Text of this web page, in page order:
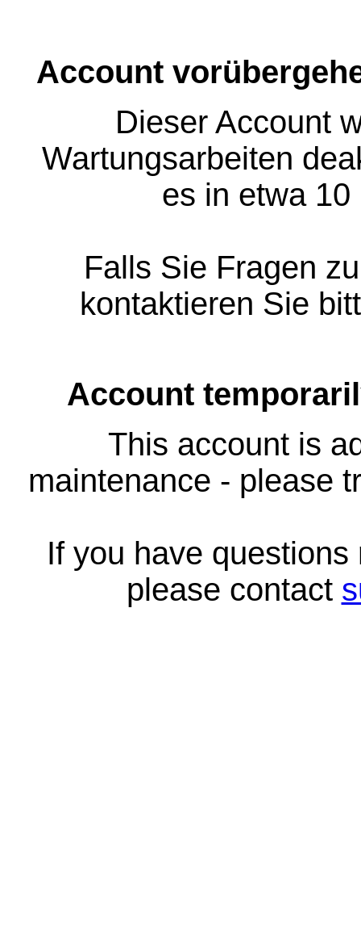
Account
Dieser Account
Wartungsarbeiten
es in etwa
Falls Sie Fragen
kontaktieren Sie
Account
This account is
maintenance - please
If you have
please contact